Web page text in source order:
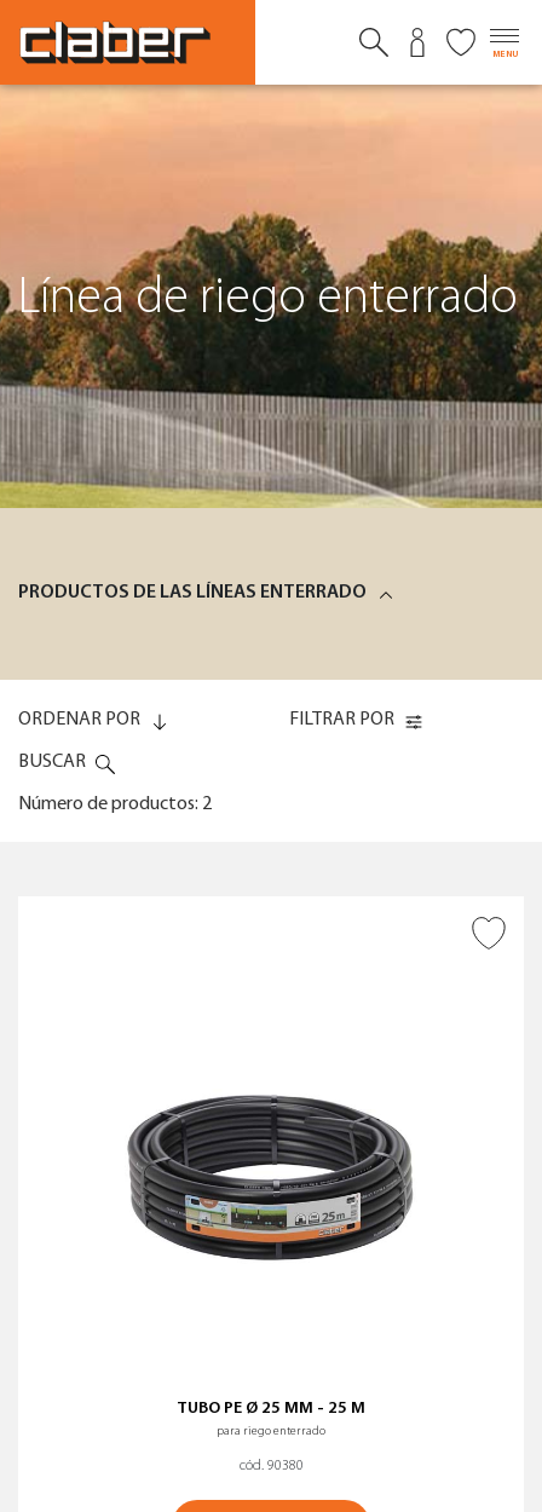
MENU
Línea de riego enterrado
PRODUCTOS DE LAS LÍNEAS ENTERRADO
ORDENAR POR
FILTRAR POR
BUSCAR
Número de productos: 2
TUBO PE Ø 25 MM - 25 M
para riego enterrado
cód. 90380